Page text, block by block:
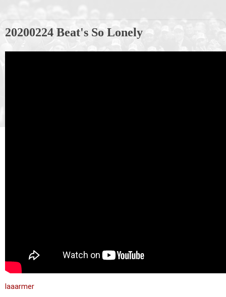
20200224 Beat's So Lonely
laaarmer